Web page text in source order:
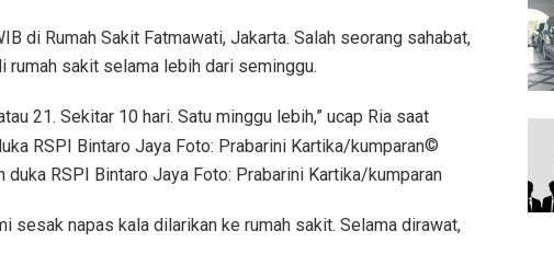
di Rumah Sakit Fatmawati, Jakarta. Salah seorang sahabat,
rumah sakit selama lebih dari seminggu.
21. Sekitar 10 hari. Satu minggu lebih,” ucap Ria saat
©
RSPI Bintaro Jaya Foto: Prabarini Kartika/kumparan
sesak napas kala dilarikan ke rumah sakit. Selama dirawat,